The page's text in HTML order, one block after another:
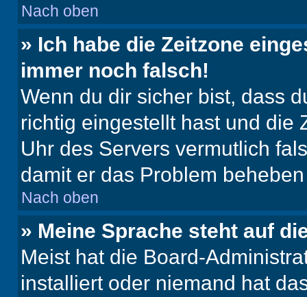
Nach oben
» Ich habe die Zeitzone
immer noch falsch!
Wenn du dir sicher bist, dass
richtig eingestellt hast und die
Uhr des Servers vermutlich
damit er das Problem
Nach oben
» Meine Sprache steht auf
Meist hat die Board-
installiert oder niemand hat